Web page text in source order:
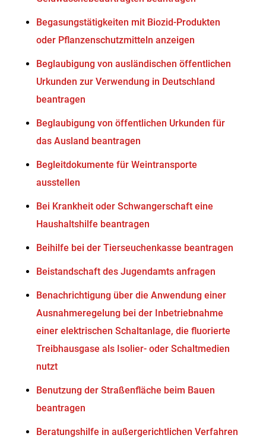
Begasungstätigkeiten mit Biozid-Produkten
oder Pflanzenschutzmitteln anzeigen
Beglaubigung von ausländischen öffentlichen
Urkunden zur Verwendung in Deutschland
beantragen
Beglaubigung von öffentlichen Urkunden für
das Ausland beantragen
Begleitdokumente für Weintransporte
ausstellen
Bei Krankheit oder Schwangerschaft eine
Haushaltshilfe beantragen
Beihilfe bei der Tierseuchenkasse beantragen
Beistandschaft des Jugendamts anfragen
Benachrichtigung über die Anwendung einer
Ausnahmeregelung bei der Inbetriebnahme
einer elektrischen Schaltanlage, die fluorierte
Treibhausgase als Isolier- oder Schaltmedien
nutzt
Benutzung der Straßenfläche beim Bauen
beantragen
Beratungshilfe in außergerichtlichen Verfahren